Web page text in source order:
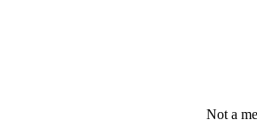
Not a